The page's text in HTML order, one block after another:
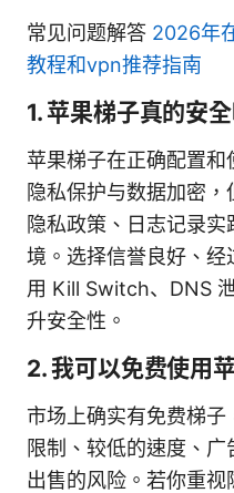
常见问题解答 2026年
教程和vpn推荐指南
1. 苹果梯子真的安全
苹果梯子在正确配置
隐私保护与数据加密
隐私政策、日志记录
境。选择信誉良好、经
用 Kill Switch、DNS
升安全性。
2. 我可以免费使用
市场上确实有免费梯
限制、较低的速度、
出售的风险。若你重